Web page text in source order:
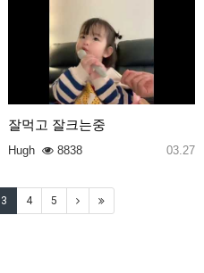
잘먹고 잘크는중
Hugh 8838 03.27
3 4 5